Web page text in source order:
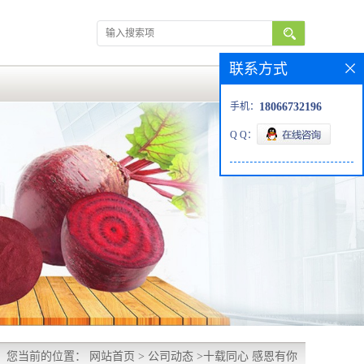
您当前的位置： 网站首页 > 公司动态 >十载同心 感恩有你
联系方式
手机： 18066732196
Q Q：